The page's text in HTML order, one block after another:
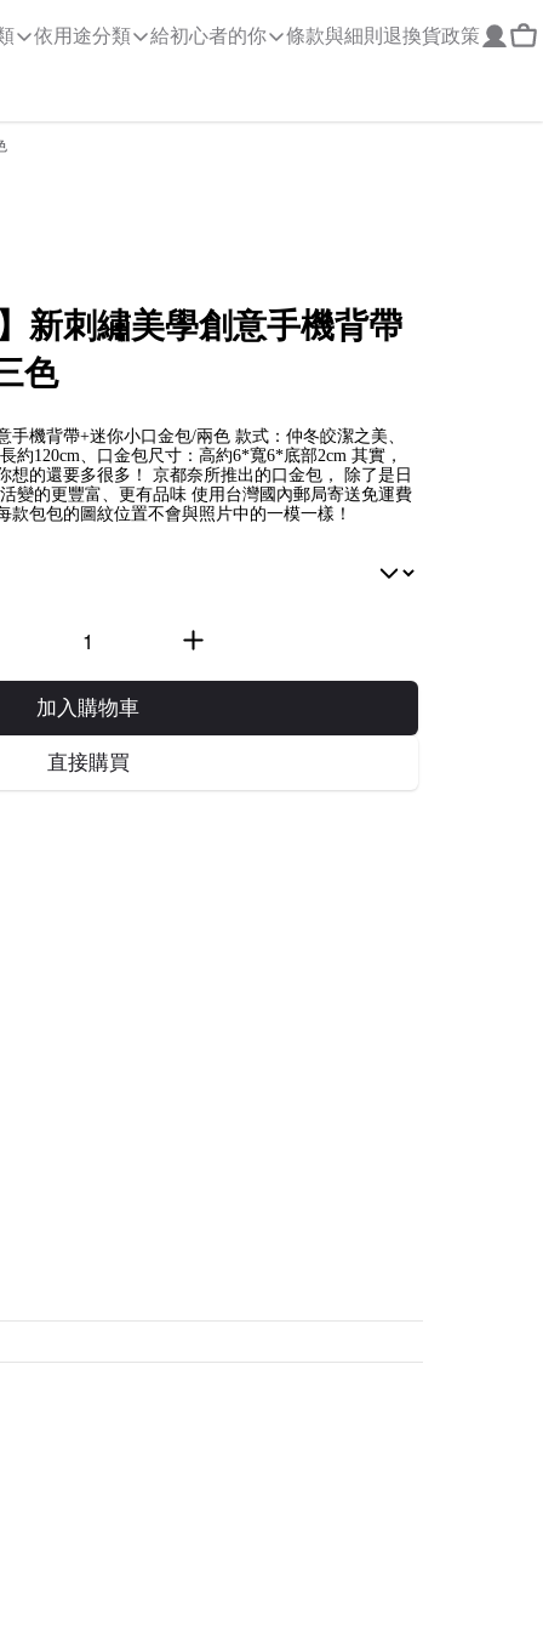
依用途分類 給初心者的你 條款與細則 退換貨政策
新刺繡美學創意手機背帶
色
機背帶+迷你小口金包/兩色 款式：仲冬皎潔之美、
約120cm、口金包尺寸：高約6*寬6*底部2cm 其實，
想的還要多很多！ 京都奈所推出的口金包， 除了是日
變的更豐富、更有品味 使用台灣國內郵局寄送免運費
款包包的圖紋位置不會與照片中的一模一樣！
加入購物車
直接購買